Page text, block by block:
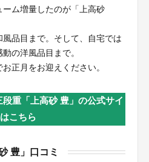
ム増量したのが「上高砂
品目まで。そして、自宅では
の洋風品目まで。
正月をお迎えください。
重「上高砂 豊」の公式サイ
はこちら
豊」口コミ